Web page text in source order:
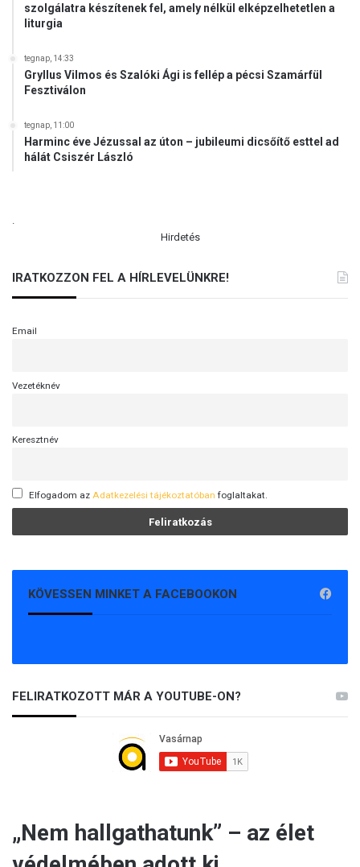
szolgálatra készítenek fel, amely nélkül elképzelhetetlen a
liturgia
tegnap, 14:33
Gryllus Vilmos és Szalóki Ági is fellép a pécsi Szamárfül
Fesztiválon
tegnap, 11:00
Harminc éve Jézussal az úton – jubileumi dicsőítő esttel ad
hálát Csiszér László
.
Hirdetés
IRATKOZZON FEL A HÍRLEVELÜNKRE!
Email
Vezetéknév
Keresztnév
Elfogadom az Adatkezelési tájékoztatóban foglaltakat.
KÖVESSEN MINKET A FACEBOOKON
FELIRATKOZOTT MÁR A YOUTUBE-ON?